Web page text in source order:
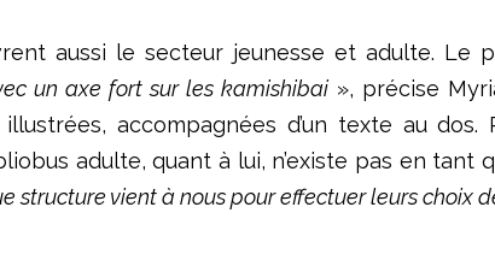
aussi le secteur jeunesse et adulte.
un axe fort sur les kamishibai », précise
accompagnées d’un texte au
adulte, quant à lui, n’existe pas en tant
structure vient à nous pour effectuer leurs choix